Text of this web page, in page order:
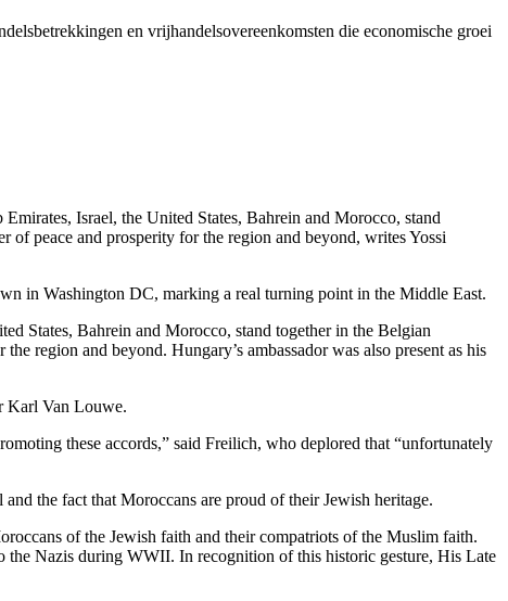
en vrijhandelsovereenkomsten die economische groei
Israel, the United States, Bahrein and Morocco, stand
of peace and prosperity for the region and beyond, writes Yossi
in Washington DC, marking a real turning point in the Middle East.
States, Bahrein and Morocco, stand together in the Belgian
region and beyond. Hungary’s ambassador was also present as his
Karl Van Louwe.
these accords,” said Freilich, who deplored that “unfortunately
the fact that Moroccans are proud of their Jewish heritage.
of the Jewish faith and their compatriots of the Muslim faith.
Nazis during WWII. In recognition of this historic gesture, His Late